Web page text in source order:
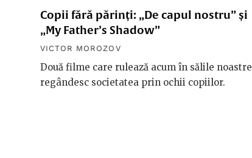
Copii fără părinți: „De capul nostru” și
„My Father’s Shadow”
VICTOR MOROZOV
Două filme care rulează acum în sălile noastre
regândesc societatea prin ochii copiilor.